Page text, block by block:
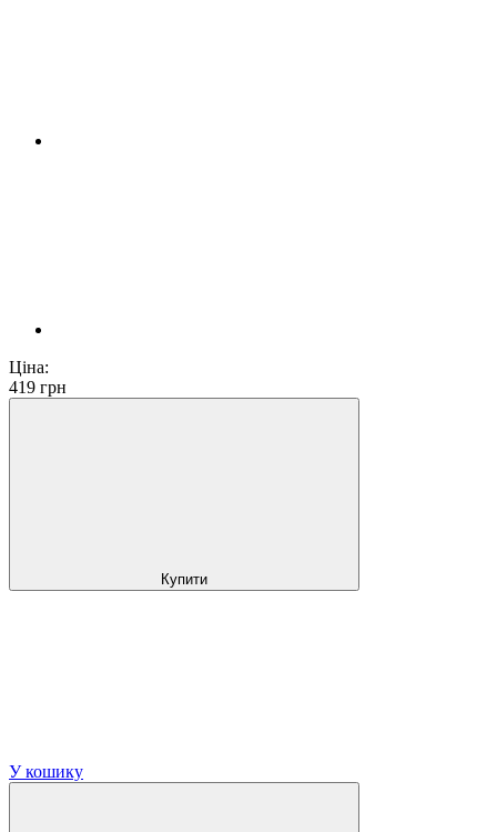
Ціна:
419 грн
Купити
У кошику